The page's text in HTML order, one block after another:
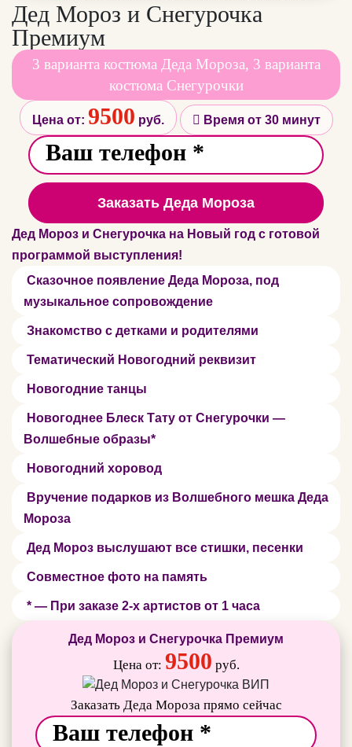
Дед Мороз и Снегурочка
Премиум
3 варианта костюма Деда Мороза, 3 варианта
костюма Снегурочки
Цена от: 9500 руб. Время от 30 минут
Заказать Деда Мороза
Дед Мороз и Снегурочка на Новый год с готовой
программой выступления!
Сказочное появление Деда Мороза, под
музыкальное сопровождение
Знакомство с детками и родителями
Тематический Новогодний реквизит
Новогодние танцы
Новогоднее Блеск Тату от Снегурочки —
Волшебные образы*
Новогодний хоровод
Вручение подарков из Волшебного мешка Деда
Мороза
Дед Мороз выслушают все стишки, песенки
Совместное фото на память
* — При заказе 2-х артистов от 1 часа
Дед Мороз и Снегурочка Премиум
Цена от: 9500 руб.
Заказать Деда Мороза прямо сейчас